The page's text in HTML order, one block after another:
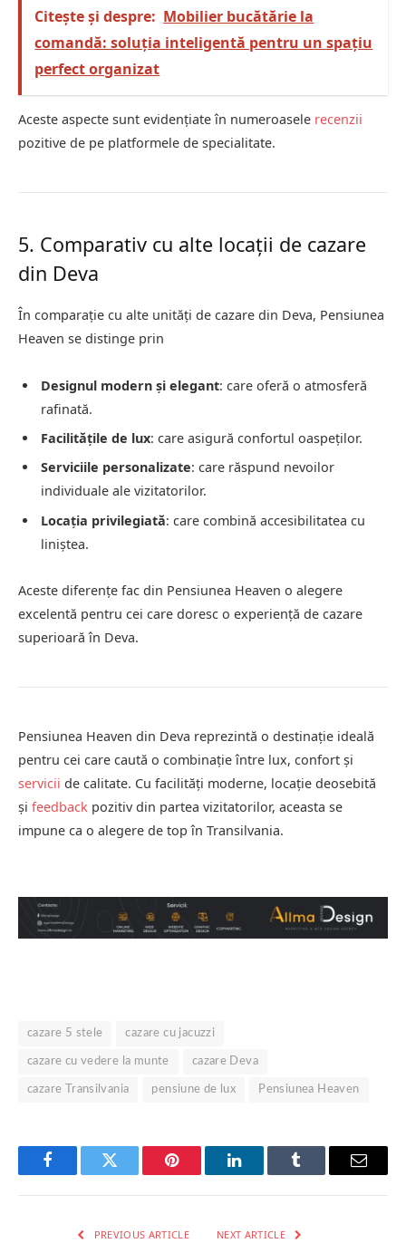
Citește și despre: Mobilier bucătărie la
comandă: soluția inteligentă pentru un spațiu
perfect organizat
Aceste aspecte sunt evidențiate în numeroasele recenzii
pozitive de pe platformele de specialitate.
5. Comparativ cu alte locații de cazare
din Deva
În comparație cu alte unități de cazare din Deva, Pensiunea
Heaven se distinge prin
Designul modern și elegant: care oferă o atmosferă
rafinată.
Facilitățile de lux: care asigură confortul oaspeților.
Serviciile personalizate: care răspund nevoilor
individuale ale vizitatorilor.
Locația privilegiată: care combină accesibilitatea cu
liniștea.
Aceste diferențe fac din Pensiunea Heaven o alegere
excelentă pentru cei care doresc o experiență de cazare
superioară în Deva.
Pensiunea Heaven din Deva reprezintă o destinație ideală
pentru cei care caută o combinație între lux, confort și
servicii de calitate. Cu facilități moderne, locație deosebită
și feedback pozitiv din partea vizitatorilor, aceasta se
impune ca o alegere de top în Transilvania.
cazare 5 stele cazare cu jacuzzi
cazare cu vedere la munte cazare Deva
cazare Transilvania pensiune de lux Pensiunea Heaven
FacebookTwitter Pinterest LinkedInTumblr Email
PREVIOUS ARTICLE NEXT ARTICLE